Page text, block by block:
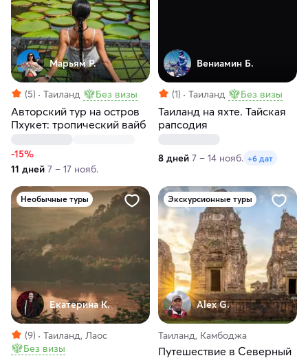
Марьям Р.
(5) Таиланд Без визы
Авторский тур на остров
Пхукет: тропический вайб
-15%
11 дней 7 – 17 нояб.
Вениамин Б.
(1) Таиланд Без визы
Таиланд на яхте. Тайская
рапсодия
8 дней 7 – 14 нояб. +6 дат
Необычные туры
Екатерина К.
(9)
Таиланд, Лаос
Без визы
Экскурсионные туры
Alex G.
Таиланд, Камбоджа
Путешествие в Северный